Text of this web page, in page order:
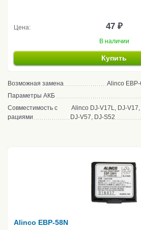
Цена: 47 ₽
В наличии
Купить
Возможная замена
Alinco
Параметры АКБ
Совместимость с
рациями
Alinco DJ-V17L, DJ-
DJ-V57, DJ-S52
Alinco EBP-58N